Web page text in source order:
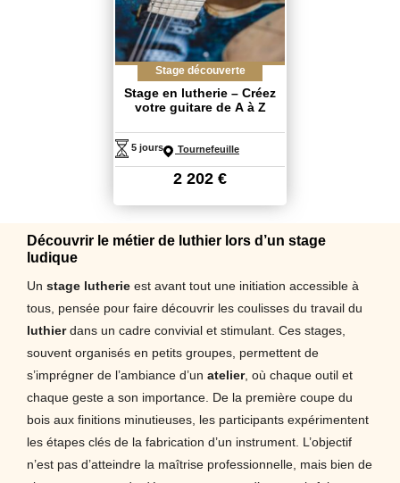
Stage découverte
Stage en lutherie – Créez
votre guitare de A à Z
5 jours Tournefeuille
2 202 €
Découvrir le métier de luthier lors d’un stage
ludique
Un stage lutherie est avant tout une initiation accessible à
tous, pensée pour faire découvrir les coulisses du travail du
luthierdans un cadre convivial et stimulant. Ces stages,
souvent organisés en petits groupes, permettent de
s’imprégner de l’ambiance d’un atelier, où chaque outil et
chaque geste a son importance. De la première coupe du
bois aux finitions minutieuses, les participants expérimentent
les étapes clés de la fabrication d’un instrument. L’objectif
n’est pas d’atteindre la maîtrise professionnelle, mais bien de